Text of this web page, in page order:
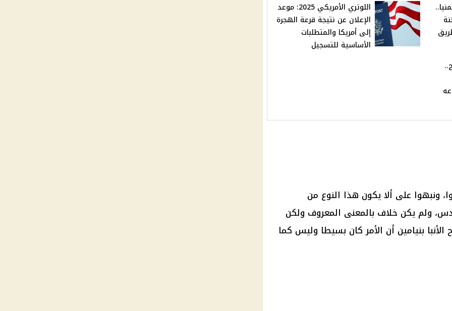
اللوتري الأمريكي 2025: موعد
الإعلان عن نتيجة قرعة الهجرة
إلى أمريكا والمتطلبات
الأساسية للتسجيل
72 ساعه
ونبهوا على ألا يكون هذا النوع من
ولم يكن خلاف بالمعنى المعروف ولكن
بنيامين أن الأمر كان بسيطا وليس كما